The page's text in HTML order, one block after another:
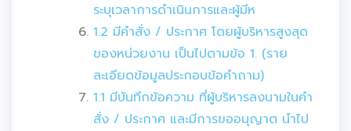
ระบุเวลาการดำเนินการและผู้มีห
1.2 มีคำสั่ง / ประกาศ โดยผู้บริหารสูงสุด
ของหน่วยงาน เป็นไปตามข้อ 1. (ราย
ละเอียดข้อมูลประกอบข้อคำถาม)
1.1 มีบันทึกข้อความ ที่ผู้บริหารลงนามในคำ
สั่ง / ประกาศ และมีการขออนุญาต นำไป